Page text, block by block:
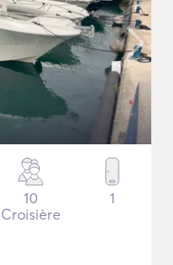
10
Croisière
1